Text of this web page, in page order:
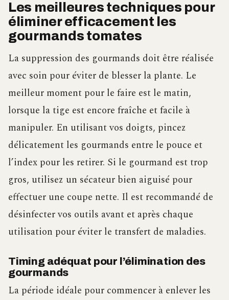
Les meilleures techniques pour
éliminer efficacement les
gourmands tomates
La suppression des gourmands doit être réalisée
avec soin pour éviter de blesser la plante. Le
meilleur moment pour le faire est le matin,
lorsque la tige est encore fraîche et facile à
manipuler. En utilisant vos doigts, pincez
délicatement les gourmands entre le pouce et
l’index pour les retirer. Si le gourmand est trop
gros, utilisez un sécateur bien aiguisé pour
effectuer une coupe nette. Il est recommandé de
désinfecter vos outils avant et après chaque
utilisation pour éviter le transfert de maladies.
Timing adéquat pour l’élimination des
gourmands
La période idéale pour commencer à enlever les